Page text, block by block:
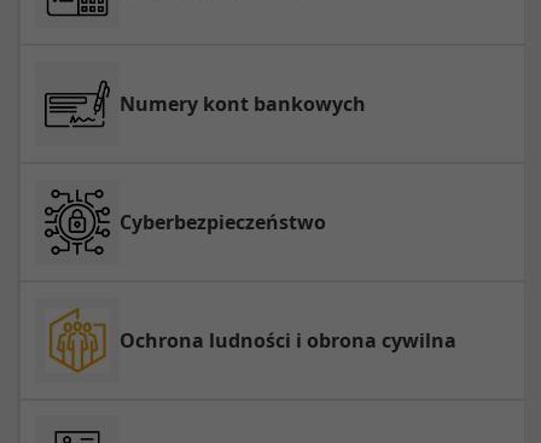
Numery kont bankowych
Cyberbezpieczeństwo
Ochrona ludności i obrona cywilna